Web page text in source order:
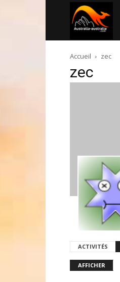
Accueil zec
zec
ACTIVITÉS
AFFICHER